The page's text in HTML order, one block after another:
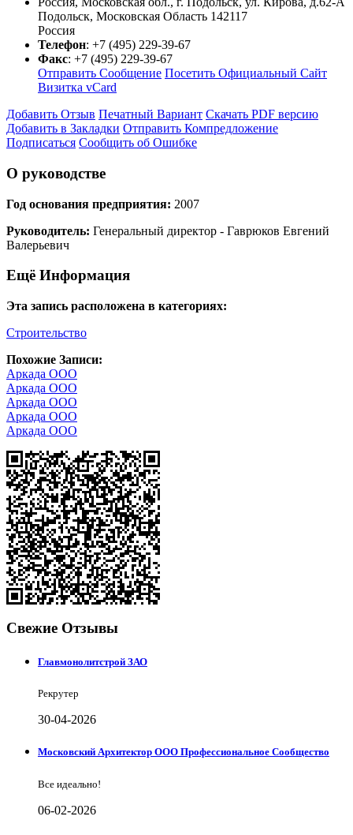
Подольск, Московская Область 142117
Россия
Телефон: +7 (495) 229-39-67
Факс: +7 (495) 229-39-67
Отправить Сообщение Посетить Официальный Сайт
Визитка vCard
Добавить Отзыв Печатный Вариант Скачать PDF версию
Добавить в Закладки Отправить Компредложение
Подписаться Сообщить об Ошибке
О руководстве
Год основания предприятия: 2007
Руководитель: Генеральный директор - Гаврюков Евгений
Валерьевич
Ещё Информация
Эта запись расположена в категориях:
Строительство
Похожие Записи:
Аркада ООО
Аркада ООО
Аркада ООО
Аркада ООО
Аркада ООО
Свежие Отзывы
Главмонолитстрой ЗАО
Рекрутер
30-04-2026
Московский Архитектор ООО Профессиональное Сообщество
Все идеально!
06-02-2026